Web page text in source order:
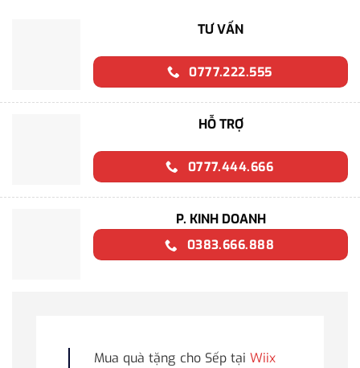
TƯ VẤN
0777.222.555
HỖ TRỢ
0777.444.666
P. KINH DOANH
0383.666.888
Mua quà tặng cho Sếp tại Wiix